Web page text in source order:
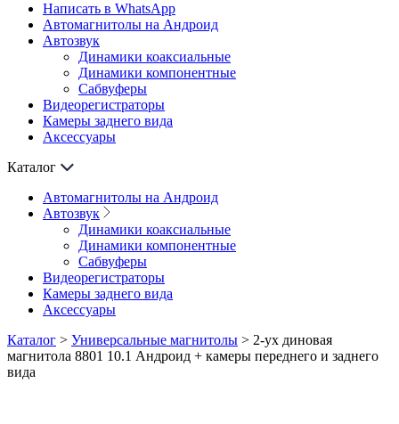
Написать в WhatsApp
Автомагнитолы на Андроид
Автозвук
Динамики коаксиальные
Динамики компонентные
Сабвуферы
Видеорегистраторы
Камеры заднего вида
Аксессуары
Каталог
Автомагнитолы на Андроид
Автозвук
Динамики коаксиальные
Динамики компонентные
Сабвуферы
Видеорегистраторы
Камеры заднего вида
Аксессуары
Каталог > Универсальные магнитолы > 2-ух диновая
магнитола 8801 10.1 Андроид + камеры переднего и заднего
вида